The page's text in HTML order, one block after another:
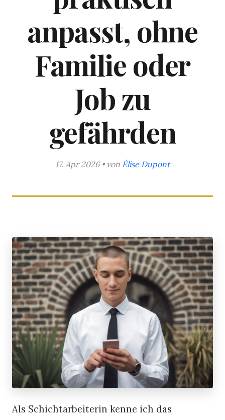
anpasst, ohne
Familie oder
Job zu
gefährden
17. Apr 2026 • von Élise Dupont
Als Schichtarbeiterin kenne ich das